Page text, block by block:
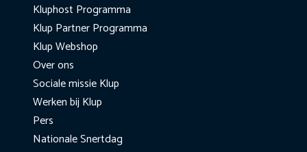
Kluphost Programma
Klup Partner Programma
Klup Webshop
Over ons
Sociale missie Klup
Werken bij Klup
Pers
Nationale Snertdag